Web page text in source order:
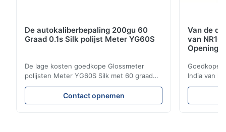
De autokaliberbepaling 200gu 60
Graad 0.1s Silk polijst Meter YG60S
De lage kosten goedkope Glossmeter
polijsten Meter YG60S Silk met 60 graad
200 gu glanzende meting Economische
YG60S 60° polijsten Meter kunnen
materiaal met glans (0-200Gu) testen, en
Contact opnemen
Van de
van
Opening
Goedkope
India van